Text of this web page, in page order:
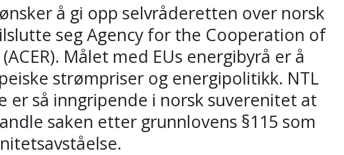
å gi opp selvråderetten over norsk
seg Agency for the Cooperation of
Målet med EUs energibyrå er å
strømpriser og energipolitikk. NTL
er så inngripende i norsk suverenitet at
saken etter grunnlovens §115 som